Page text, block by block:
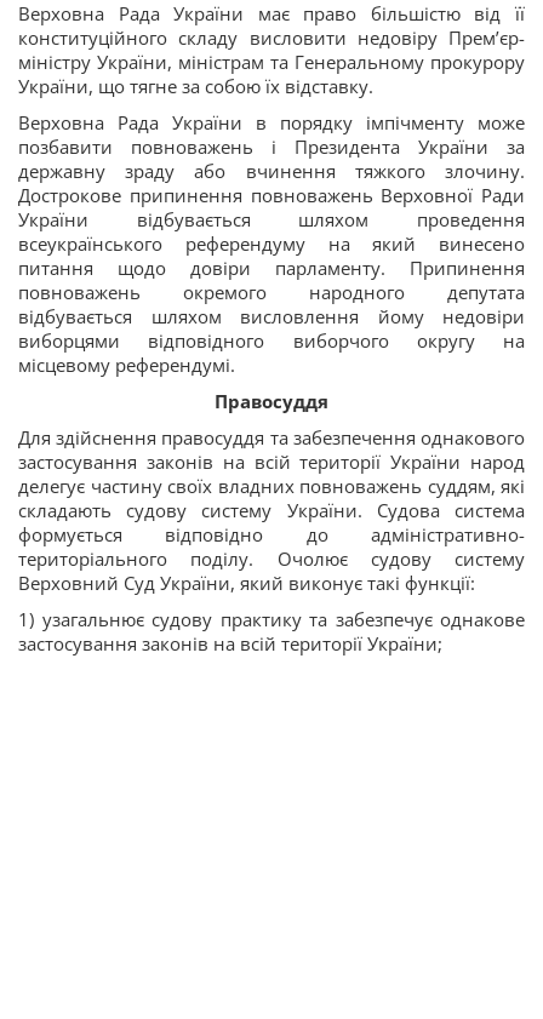
Верховна Рада України має право більшістю від її
конституційного складу висловити недовіру Прем’єр-
міністру України, міністрам та Генеральному прокурору
України, що тягне за собою їх відставку.
Верховна Рада України в порядку імпічменту може
позбавити повноважень і Президента України за
державну зраду або вчинення тяжкого злочину.
Дострокове припинення повноважень Верховної Ради
України відбувається шляхом проведення
всеукраїнського референдуму на який винесено
питання щодо довіри парламенту. Припинення
повноважень окремого народного депутата
відбувається шляхом висловлення йому недовіри
виборцями відповідного виборчого округу на
місцевому референдумі.
Правосуддя
Для здійснення правосуддя та забезпечення однакового
застосування законів на всій території України народ
делегує частину своїх владних повноважень суддям, які
складають судову систему України. Судова система
формується відповідно до адміністративно-
територіального поділу. Очолює судову систему
Верховний Суд України, який виконує такі функції:
1) узагальнює судову практику та забезпечує однакове
застосування законів на всій території України;